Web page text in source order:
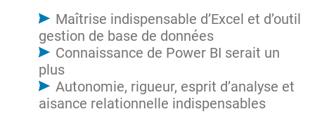
Maîtrise indispensable d’Excel et d’outil
gestion de base de données
Connaissance de Power BI serait un
plus
Autonomie, rigueur, esprit d’analyse et
aisance relationnelle indispensables